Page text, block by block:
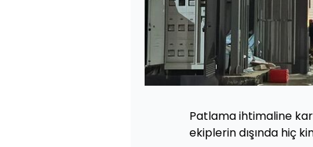
Patlama ihtimaline
ekiplerin dışında hiç